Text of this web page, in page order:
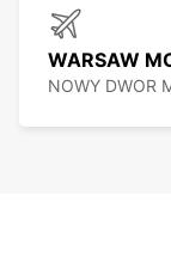
WARSAW
NOWY DWOR